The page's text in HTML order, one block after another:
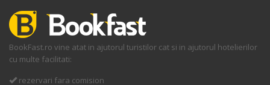
BookFast.ro vine atat in ajutorul turistilor cat si in ajutorul hotelierilor
cu multe facilitati:
rezervari fara comision